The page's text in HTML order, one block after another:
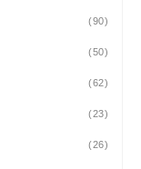
(90)
(50)
(62)
(23)
(26)